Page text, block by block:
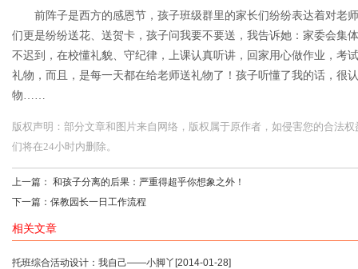
前阵子是西方的感恩节，孩子班级群里的家长们纷纷表达着对老
们更是纷纷送花、送贺卡，孩子问我要不要送，我告诉她：家委会集
不迟到，在校懂礼貌、守纪律，上课认真听讲，回家用心做作业，考
礼物，而且，是每一天都在给老师送礼物了！孩子听懂了我的话，很
物……
版权声明：部分文章和图片来自网络，版权属于原作者，如侵害您的合法
们将在24小时内删除。
上一篇： 和孩子分离的后果：严重得超乎你想象之外！
下一篇： 保教园长一日工作流程
相关文章
托班综合活动设计：我自己——小脚丫 [2014-01-28]